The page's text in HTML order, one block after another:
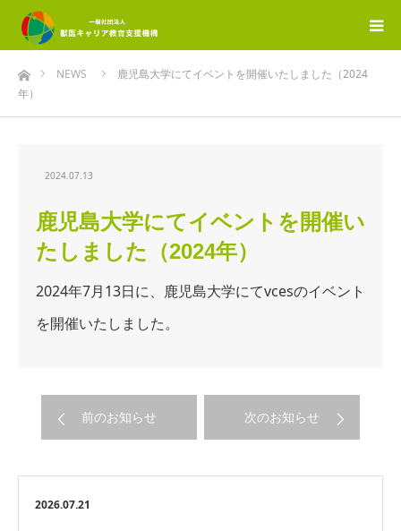
ホームNEWS
鹿児島大学にてイベントを開催いたしました（2024
年）
2024.07.13
鹿児島大学にてイベントを開催い
たしました（2024年）
2024年7月13日に、鹿児島大学にてvcesのイベント
を開催いたしました。
前のお知らせ 次のお知らせ
2026.07.21